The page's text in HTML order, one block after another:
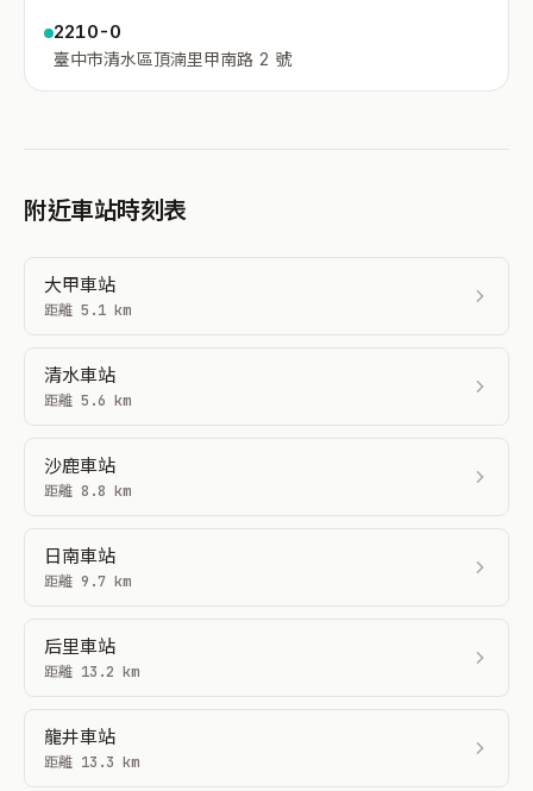
2210-0
臺中市清水區頂湳里甲南路 2 號
附近車站時刻表
大甲車站
距離 5.1 km
清水車站
距離 5.6 km
沙鹿車站
距離 8.8 km
日南車站
距離 9.7 km
后里車站
距離 13.2 km
龍井車站
距離 13.3 km